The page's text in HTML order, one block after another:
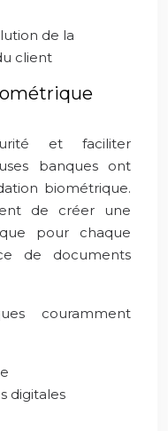
de la
client
et faciliter
banques ont
biométrique.
de créer une
pour chaque
de documents
couramment
digitales